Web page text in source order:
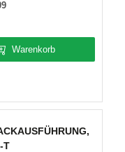
Warenkorb
T